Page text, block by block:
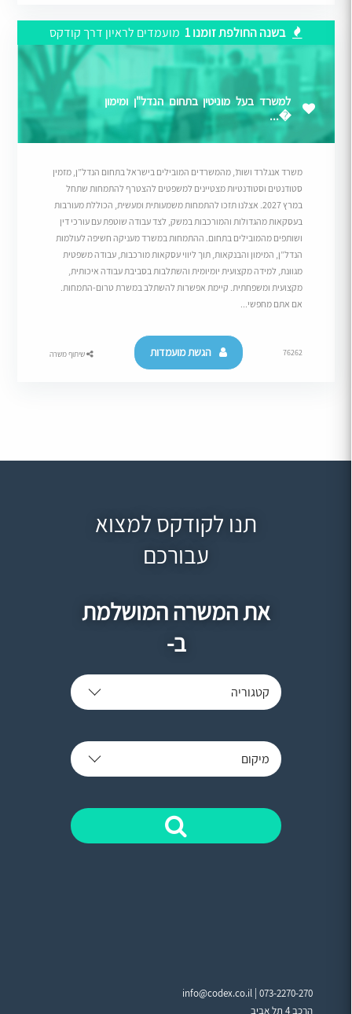
בשנה החולפת זומנו 1 מועמדים לראיון דרך קודקס
למשרד בעל מוניטין בתחום הנדל"ן ומימון
�...
משרד אנגלרד ושות’, מהמשרדים המובילים בישראל בתחום הנדל”ן, מזמין
סטודנטים וסטודנטיות מצטיינים למשפטים להצטרף להתמחות שתחל
במרץ 2027. אצלנו תזכו להתמחות משמעותית ומעשית, הכוללת מעורבות
בעסקאות מהגדולות והמורכבות במשק, לצד עבודה שוטפת עם עורכי דין
ושותפים מהמובילים בתחום. ההתמחות במשרד מעניקה חשיפה לעולמות
הנדל”ן, המימון והבנקאות, תוך ליווי עסקאות מורכבות, עבודה משפטית
מגוונת, למידה מקצועית יומיומית והשתלבות בסביבת עבודה איכותית,
מקצועית ומשפחתית. קיימת אפשרות להשתלב במשרת טרום-התמחות.
אם אתם מחפשי...
76262 הגשת מועמדות שיתוף משרה
תנו לקודקס למצוא
עבורכם
את המשרה המושלמת
ב-
קטגוריה
מיקום
info@codex.co.il |073-2270-270
הרכב 4 תל אביב